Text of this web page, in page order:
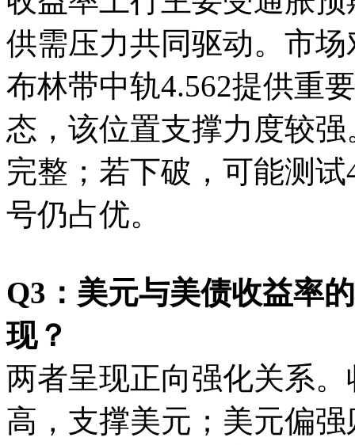
供需压力共同驱动。市
布林带中轨4.562提供重
态，该位置支撑力度较
完整；若下破，可能测
号仍占优。
Q3：美元与美债收益率
现？
两者呈现正向强化关系
高，支撑美元；美元偏